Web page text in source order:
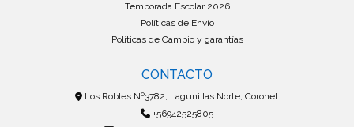
Temporada Escolar 2026
Políticas de Envío
Políticas de Cambio y garantías
CONTACTO
Los Robles Nº3782, Lagunillas Norte, Coronel.
+56942525805